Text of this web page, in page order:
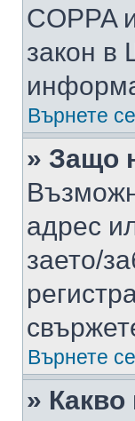
COPPA
закон в
Върнете
» Защо
адрес
заето/
Върнете
»